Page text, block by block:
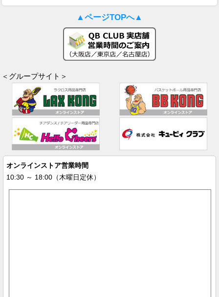
▲ページTOPへ▲
＜グループサイト＞
オンラインストア営業時間
10:30 ～ 18:00（木曜日定休）